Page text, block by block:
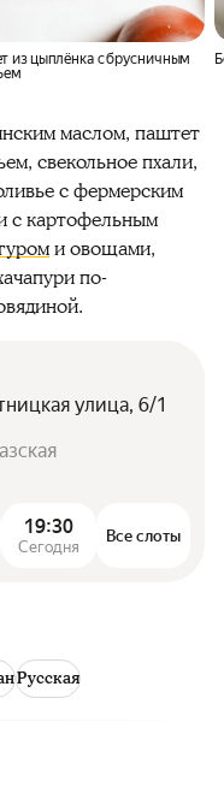
из цыплёнка с брусничным
маслом, паштет
свекольное пхали,
с фермерским
с картофельным
и овощами,
по-
улица, 6/1
19:30
Сегодня
Все слоты
Русская